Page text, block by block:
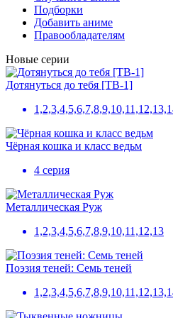
Подборки
Добавить аниме
Правообладателям
Новые серии
Дотянуться до тебя [ТВ-1]
Чёрная кошка и класс ведьм
4 серия
Металлическая Руж
1,2,3,4,5,6,7,8,9,10,11,12,13
Поэзия теней: Семь теней